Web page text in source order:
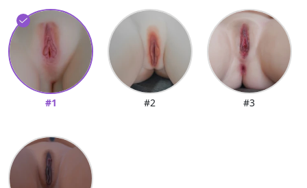
#1 #2 #3